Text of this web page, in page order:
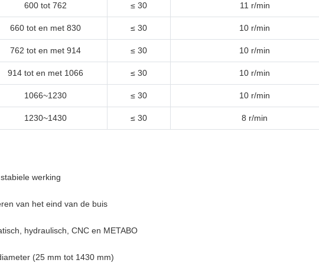
600 tot 762 ≤ 30 11 r/min
660 tot en met 830 ≤ 30 10 r/min
762 tot en met 914 ≤ 30 10 r/min
914 tot en met 1066 ≤ 30 10 r/min
1066~1230 ≤ 30 10 r/min
1230~1430 ≤ 30 8 r/min
werking
van het eind van de buis
hydraulisch, CNC en METABO
(25 mm tot 1430 mm)